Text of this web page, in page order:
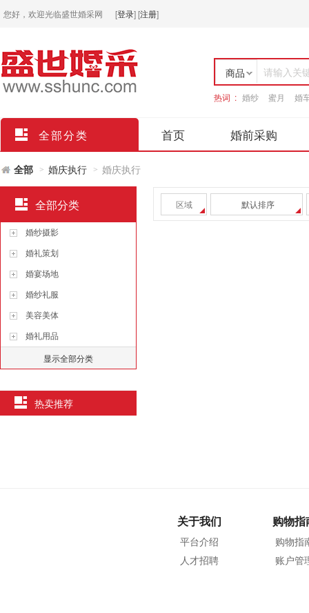
您好，欢迎光临盛世婚采网 [登录][注册]
商品
店铺
请输入关
热词 : 婚纱 蜜月 婚
全部分类 首页 婚前采购
全部 > 婚庆执行 > 婚庆执行
区域 默认排序
全部分类
婚纱摄影
婚礼策划
婚宴场地
婚纱礼服
美容美体
婚礼用品
显示全部分类
热卖推荐
关于我们
平台介绍
人才招聘
购物指
购物指
账户管